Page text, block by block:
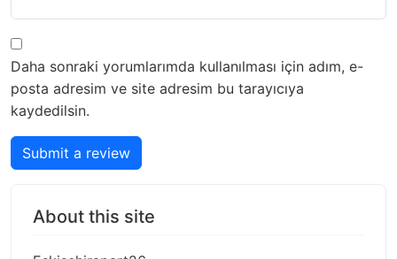
Daha sonraki yorumlarımda kullanılması için adım, e-
posta adresim ve site adresim bu tarayıcıya
kaydedilsin.
Submit a review
About this site